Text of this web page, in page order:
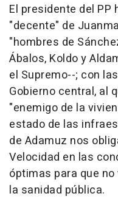
El presidente del
"decente" de
"hombres de
Ábalos, Koldo y
el Supremo--; con
Gobierno central, al
"enemigo de la
estado de las
de Adamuz nos
Velocidad en las
óptimas para que
la sanidad pública.